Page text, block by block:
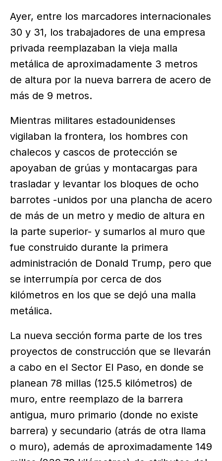
Ayer, entre los marcadores internacionales
30 y 31, los trabajadores de una empresa
privada reemplazaban la vieja malla
metálica de aproximadamente 3 metros
de altura por la nueva barrera de acero de
más de 9 metros.
Mientras militares estadounidenses
vigilaban la frontera, los hombres con
chalecos y cascos de protección se
apoyaban de grúas y montacargas para
trasladar y levantar los bloques de ocho
barrotes -unidos por una plancha de acero
de más de un metro y medio de altura en
la parte superior- y sumarlos al muro que
fue construido durante la primera
administración de Donald Trump, pero que
se interrumpía por cerca de dos
kilómetros en los que se dejó una malla
metálica.
La nueva sección forma parte de los tres
proyectos de construcción que se llevarán
a cabo en el Sector El Paso, en donde se
planean 78 millas (125.5 kilómetros) de
muro, entre reemplazo de la barrera
antigua, muro primario (donde no existe
barrera) y secundario (atrás de otra llama
o muro), además de aproximadamente 149